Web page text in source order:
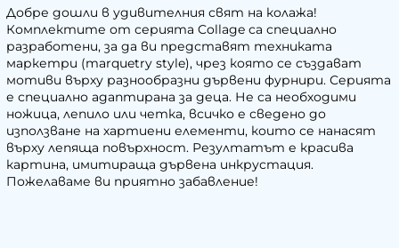
Добре дошли в удивителния свят на колажа!
Комплектите от серията Collage са специално
разработени, за да ви представят техниката
маркетри (marquetry style), чрез която се създават
мотиви върху разнообразни дървени фурнири. Серията
е специално адаптирана за деца. Не са необходими
ножица, лепило или четка, всичко е сведено до
използване на хартиени елементи, които се нанасят
върху лепяща повърхност. Резултатът е красива
картина, имитираща дървена инкрустация.
Пожелаваме ви приятно забавление!